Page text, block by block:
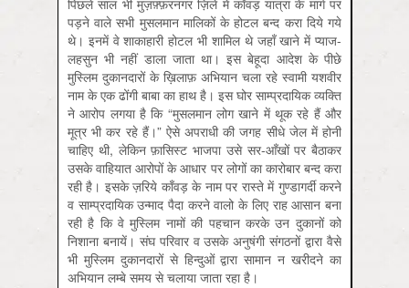
पिछले साल भी मुज़फ़्फ़रनगर ज़िले में काँवड़ यात्रा के मार्ग पर
पड़ने वाले सभी मुसलमान मालिकों के होटल बन्द करा दिये गये
थे। इनमें वे शाकाहारी होटल भी शामिल थे जहाँ खाने में प्याज-
लहसुन भी नहीं डाला जाता था। इस बेहूदा आदेश के पीछे
मुस्लिम दुकानदारों के ख़िलाफ़ अभियान चला रहे स्वामी यशवीर
नाम के एक ढोंगी बाबा का हाथ है। इस घोर साम्प्रदायिक व्यक्ति
ने आरोप लगया है कि “मुसलमान लोग खाने में थूक रहे हैं और
मूत्र भी कर रहे हैं।” ऐसे अपराधी की जगह सीधे जेल में होनी
चाहिए थी, लेकिन फ़ासिस्ट भाजपा उसे सर-आँखों पर बैठाकर
उसके वाहियात आरोपों के आधार पर लोगों का कारोबार बन्द करा
रही है। इसके ज़रिये काँवड़ के नाम पर रास्ते में गुण्डागर्दी करने
व साम्प्रदायिक उन्माद पैदा करने वालो के लिए राह आसान बना
रही है कि वे मुस्लिम नामों की पहचान करके उन दुकानों को
निशाना बनायें। संघ परिवार व उसके अनुषंगी संगठनों द्वारा वैसे
भी मुस्लिम दुकानदारों से हिन्दुओं द्वारा सामान न खरीदने का
अभियान लम्बे समय से चलाया जाता रहा है।